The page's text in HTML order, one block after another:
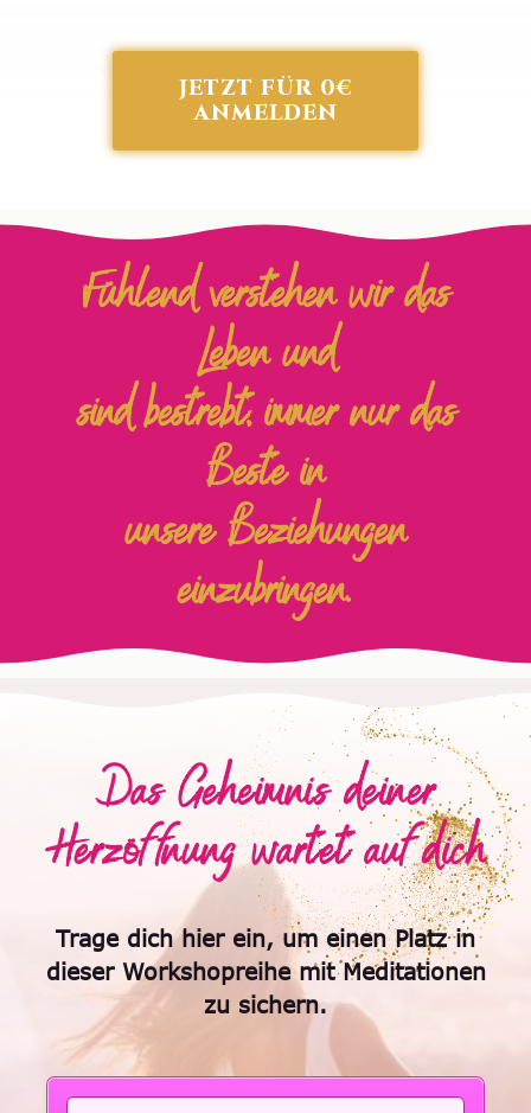
JETZT FÜR 0€
ANMELDEN
Fühlend verstehen wir das
Leben und
sind bestrebt, immer nur das
Beste in
unsere Beziehungen
einzubringen.
Das Geheimnis deiner
Herzöffnung wartet auf dich
Trage dich hier ein, um einen Platz in
dieser Workshopreihe mit Meditationen
zu sichern.